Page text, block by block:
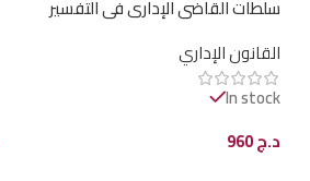
سلطات القاضي الإداري في التفسير
القانون الإداري
In stock
د.ج960